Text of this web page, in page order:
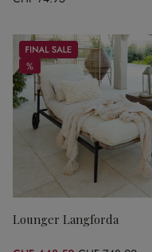
Sale
%
%
Lounger Langforda